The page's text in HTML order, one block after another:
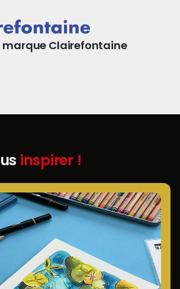
marque Clairefontaine
inspirer !